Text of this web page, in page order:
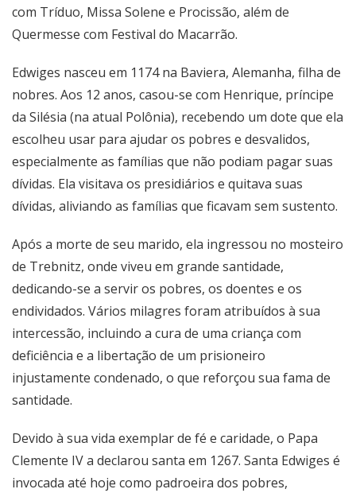
com Tríduo, Missa Solene e Procissão, além de
Quermesse com Festival do Macarrão.
Edwiges nasceu em 1174 na Baviera, Alemanha, filha de
nobres. Aos 12 anos, casou-se com Henrique, príncipe
da Silésia (na atual Polônia), recebendo um dote que ela
escolheu usar para ajudar os pobres e desvalidos,
especialmente as famílias que não podiam pagar suas
dívidas. Ela visitava os presidiários e quitava suas
dívidas, aliviando as famílias que ficavam sem sustento.
Após a morte de seu marido, ela ingressou no mosteiro
de Trebnitz, onde viveu em grande santidade,
dedicando-se a servir os pobres, os doentes e os
endividados. Vários milagres foram atribuídos à sua
intercessão, incluindo a cura de uma criança com
deficiência e a libertação de um prisioneiro
injustamente condenado, o que reforçou sua fama de
santidade.
Devido à sua vida exemplar de fé e caridade, o Papa
Clemente IV a declarou santa em 1267. Santa Edwiges é
invocada até hoje como padroeira dos pobres,